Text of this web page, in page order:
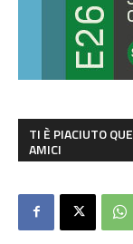
TI È PIACIUTO
AMICI